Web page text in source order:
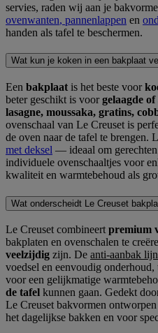
servies, raden wij aan je
ovenwanten, pannenlappen en
handen als tafel te beschermen.
Wat kun je koken in een bakplaat
Een bakplaat is het beste voor
beter geschikt is voorgelaagde
lasagne, moussaka, gratins,
ovenschaal van Le Creuset is
de oven naar de tafel te brengen.
met deksel — ideaal om
individuele ovenschaaltjes voor
kwaliteit en warmtebehoud als
Wat onderscheidt Le Creuset
Le Creuset combineertpremium
bakplaten en ovenschalen te
veelzijdig zijn. De anti-aanbak lijn
voedsel en eenvoudig
voor een gelijkmatige
de tafel kunnen gaan. Gedekt
Le Creuset bakvormen
het dagelijkse bakken en voor